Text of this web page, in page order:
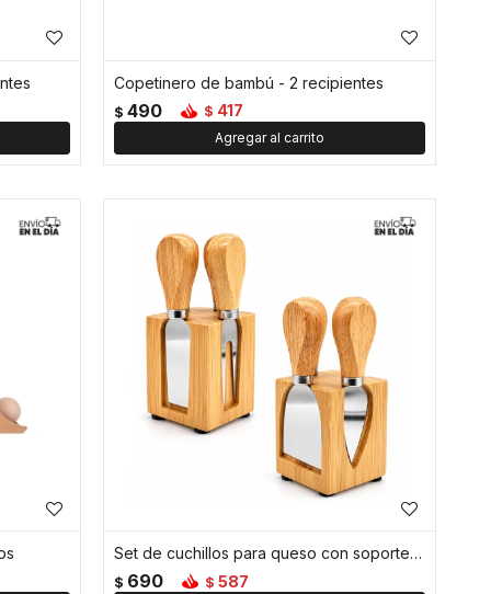
Copetinero de bambú - 2 recipientes
$ 490 $ 417
Set de cuchillos para queso con soporte magnético de bambú - 6x8cm
$ 690 $ 587